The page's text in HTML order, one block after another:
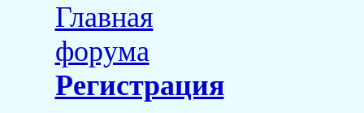
Главная
форума
Регистрация